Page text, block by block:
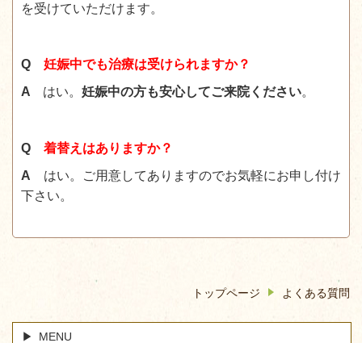
を受けていただけます。
Q 妊娠中でも治療は受けられますか？
A はい。 妊娠中の方も安心してご来院ください。
Q 着替えはありますか？
A
はい。ご用意してありますのでお気軽にお申し付け
下さい。
トップページ よくある質問
MENU